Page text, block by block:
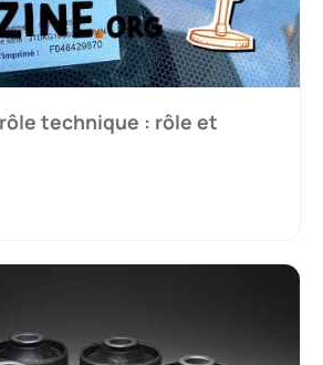
technique : rôle et